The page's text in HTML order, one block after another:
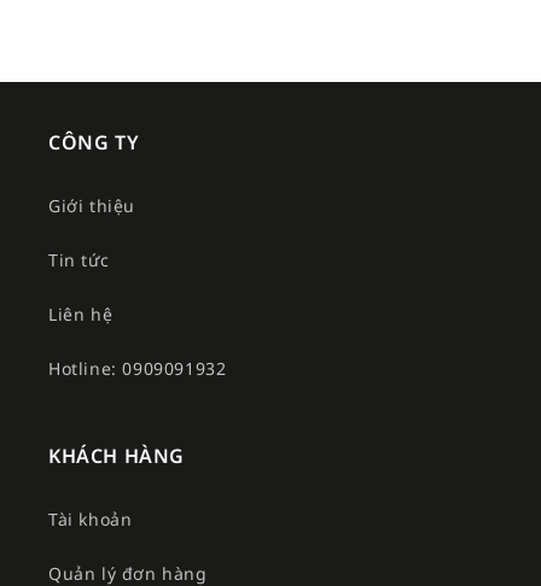
CÔNG TY
Giới thiệu
Tin tức
Liên hệ
Hotline: 0909091932
KHÁCH HÀNG
Tài khoản
Quản lý đơn hàng